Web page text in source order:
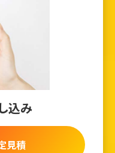
込み
見積